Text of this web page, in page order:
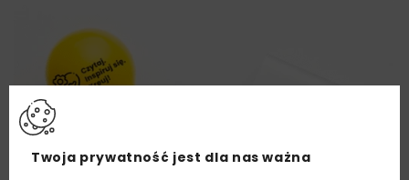
Twoja prywatność jest dla nas ważna